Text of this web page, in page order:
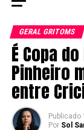
GERAL GRITOMS
É Copa
Pinheiro
entre
Publicado
Por Sol